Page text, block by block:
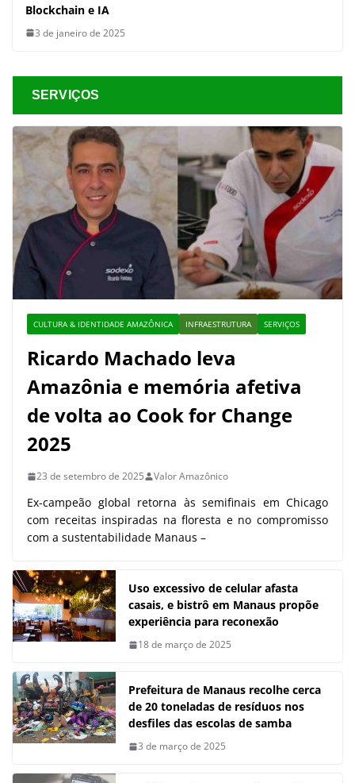
Blockchain e IA
3 de janeiro de 2025
SERVIÇOS
CULTURA & IDENTIDADE AMAZÔNICA INFRAESTRUTURA SERVIÇOS
Ricardo Machado leva
Amazônia e memória afetiva
de volta ao Cook for Change
2025
23 de setembro de 2025 Valor Amazônico
Ex-campeão global retorna às semifinais em Chicago
com receitas inspiradas na floresta e no compromisso
com a sustentabilidade Manaus –
Uso excessivo de celular afasta
casais, e bistrô em Manaus propõe
experiência para reconexão
18 de março de 2025
Prefeitura de Manaus recolhe cerca
de 20 toneladas de resíduos nos
desfiles das escolas de samba
3 de março de 2025